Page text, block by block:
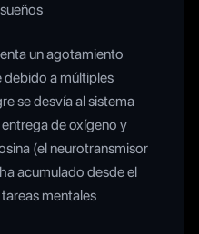
un agotamiento
debido a múltiples
se desvía al sistema
de oxígeno y
(el neurotransmisor
acumulado desde el
mentales